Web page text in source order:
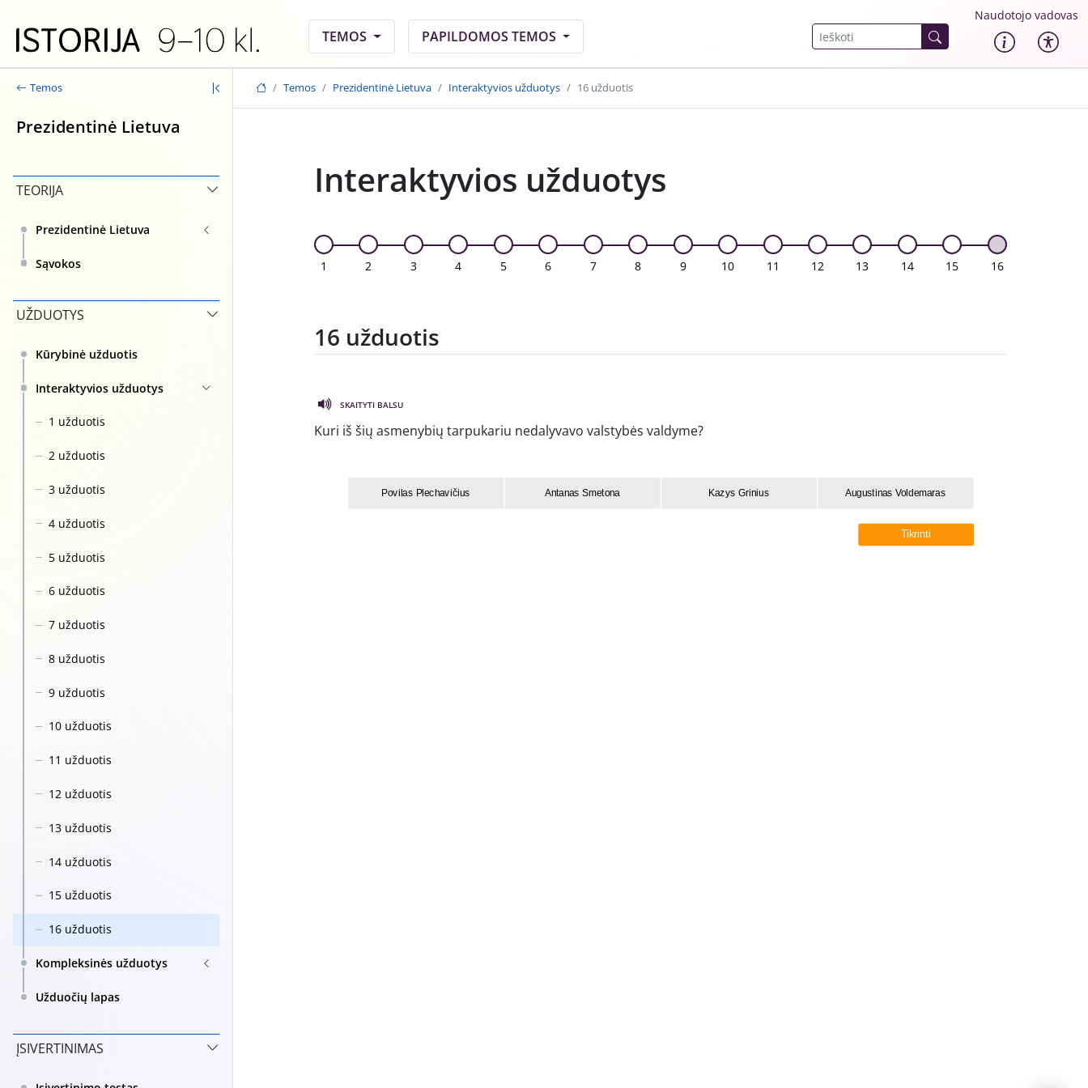
TEMOS
PAPILDOMOS TEMOS
Naudotojo vadovas
Temos
Prezidentinė Lietuva
TEORIJA
Prezidentinė Lietuva
Sąvokos
UŽDUOTYS
Kūrybinė užduotis
Interaktyvios užduotys
1 užduotis
2 užduotis
3 užduotis
4 užduotis
5 užduotis
6 užduotis
7 užduotis
8 užduotis
9 užduotis
10 užduotis
11 užduotis
12 užduotis
13 užduotis
14 užduotis
15 užduotis
16 užduotis
Kompleksinės užduotys
Užduočių lapas
ĮSIVERTINIMAS
Temos Prezidentinė Lietuva Interaktyvios užduotys 16 užduotis
Interaktyvios užduotys
1 2 3 4 5 6 7 8 9 10 11 12 13 14 15 16
16 užduotis
SKAITYTI BALSU
Kuri iš šių asmenybių tarpukariu nedalyvavo valstybės valdyme?